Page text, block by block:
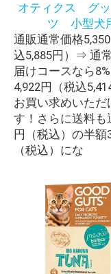
オティクス グッ
ツ 小型犬
通販通常価格
込5,885円）⇒ 通
届けコースなら
4,922円（税込
お買い求めいただ
す！さらに送料も
円（税込）の半額
（税込）にな